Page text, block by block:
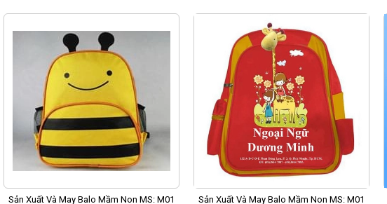
Sản Xuất Và May Balo Mầm Non MS: M01 Sản Xuất Và May Balo Mầm Non MS: M01